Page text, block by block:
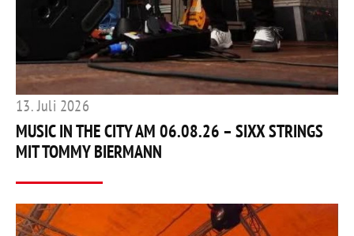
13. Juli 2026
MUSIC IN THE CITY AM 06.08.26 – SIXX STRINGS
MIT TOMMY BIERMANN